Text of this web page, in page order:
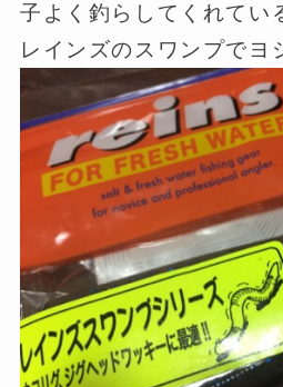
子よく釣らしてくれてい
レインズのスワンプでヨ